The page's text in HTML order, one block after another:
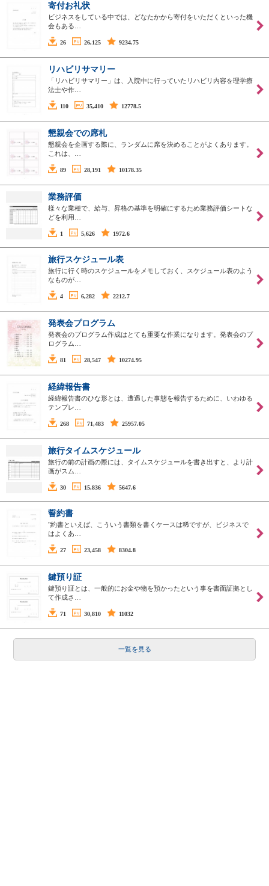
寄付お礼状
ビジネスをしている中では、どなたかから寄付をいただくといった機
会もある…
26 26,125 9234.75
リハビリサマリー
「リハビリサマリー」は、入院中に行っていたリハビリ内容を理学療
法士や作…
110 35,410 12778.5
懇親会での席札
懇親会を企画する際に、ランダムに席を決めることがよくあります。
これは、…
89 28,191 10178.35
業務評価
様々な業種で、給与、昇格の基準を明確にするため業務評価シートな
どを利用…
1 5,626 1972.6
旅行スケジュール表
旅行に行く時のスケジュールをメモしておく、スケジュール表のよう
なものが…
4 6,282 2212.7
発表会プログラム
発表会のプログラム作成はとても重要な作業になります。発表会のプ
ログラム…
81 28,547 10274.95
経緯報告書
経緯報告書のひな形とは、遭遇した事態を報告するために、いわゆる
テンプレ…
268 71,483 25957.05
旅行タイムスケジュール
旅行の前の計画の際には、タイムスケジュールを書き出すと、より計
画がスム…
30 15,836 5647.6
誓約書
"約書といえば、こういう書類を書くケースは稀ですが、ビジネスで
はよくあ…
27 23,458 8304.8
鍵預り証
鍵預り証とは、一般的にお金や物を預かったという事を書面証拠とし
て作成さ…
71 30,810 11032
一覧を見る